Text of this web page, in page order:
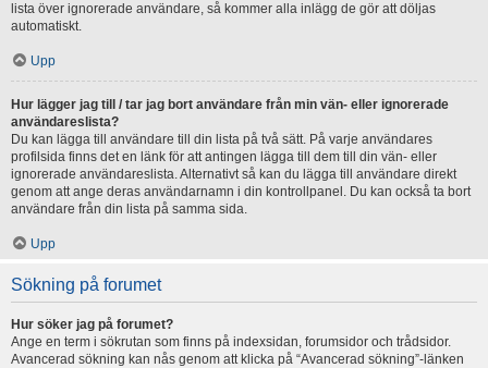
lista över ignorerade användare, så kommer alla inlägg de gör att döljas
automatiskt.
Upp
Hur lägger jag till / tar jag bort användare från min vän- eller ignorerade
användareslista?
Du kan lägga till användare till din lista på två sätt. På varje användares
profilsida finns det en länk för att antingen lägga till dem till din vän- eller
ignorerade användareslista. Alternativt så kan du lägga till användare direkt
genom att ange deras användarnamn i din kontrollpanel. Du kan också ta bort
användare från din lista på samma sida.
Upp
Sökning på forumet
Hur söker jag på forumet?
Ange en term i sökrutan som finns på indexsidan, forumsidor och trådsidor.
Avancerad sökning kan nås genom att klicka på “Avancerad sökning”-länken